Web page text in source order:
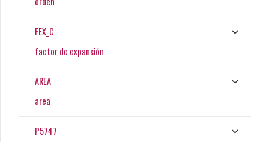
FEX_C
factor de expansión
AREA
area
P5747